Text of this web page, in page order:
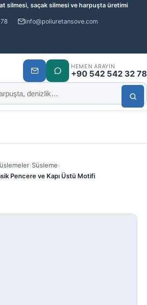
silmesi, saçak silmesi ve harpuşta üretimi
info@poliuretansove.com
HEMEN ARAYIN
+90 542 542 32 78
›Süsleme›
Pencere ve Kapı Üstü Motifi